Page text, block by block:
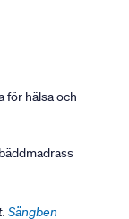
för hälsa och
Sängben